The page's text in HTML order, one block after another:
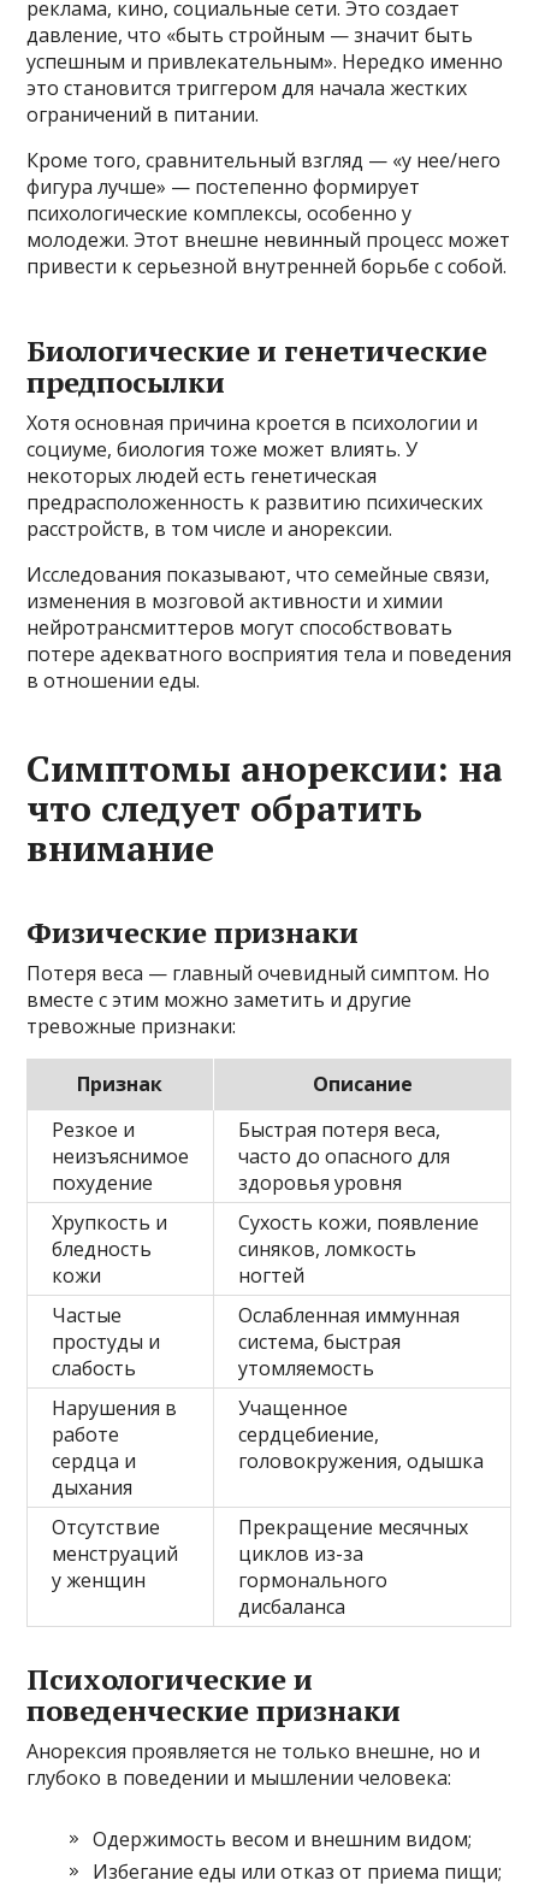
реклама, кино, социальные сети. Это создает
давление, что «быть стройным — значит быть
успешным и привлекательным». Нередко именно
это становится триггером для начала жестких
ограничений в питании.
Кроме того, сравнительный взгляд — «у нее/него
фигура лучше» — постепенно формирует
психологические комплексы, особенно у
молодежи. Этот внешне невинный процесс может
привести к серьезной внутренней борьбе с собой.
Биологические и генетические
предпосылки
Хотя основная причина кроется в психологии и
социуме, биология тоже может влиять. У
некоторых людей есть генетическая
предрасположенность к развитию психических
расстройств, в том числе и анорексии.
Исследования показывают, что семейные связи,
изменения в мозговой активности и химии
нейротрансмиттеров могут способствовать
потере адекватного восприятия тела и поведения
в отношении еды.
Симптомы анорексии: на
что следует обратить
внимание
Физические признаки
Потеря веса — главный очевидный симптом. Но
вместе с этим можно заметить и другие
тревожные признаки:
Признак
Описание
Резкое и
неизъяснимое
похудение
Быстрая потеря веса,
часто до опасного для
здоровья уровня
Хрупкость и
бледность
кожи
Сухость кожи, появление
синяков, ломкость
ногтей
Частые
простуды и
слабость
Ослабленная иммунная
система, быстрая
утомляемость
Нарушения в
работе
сердца и
дыхания
Учащенное
сердцебиение,
головокружения, одышка
Отсутствие
менструаций
у женщин
Прекращение месячных
циклов из-за
гормонального
дисбаланса
Психологические и
поведенческие признаки
Анорексия проявляется не только внешне, но и
глубоко в поведении и мышлении человека:
Одержимость весом и внешним видом;
Избегание еды или отказ от приема пищи;